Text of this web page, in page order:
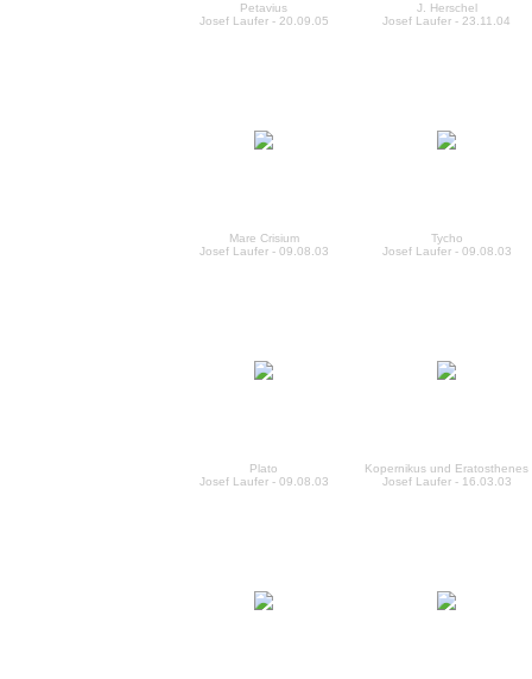
Petavius
Josef Laufer - 20.09.05
J. Herschel
Josef Laufer - 23.11.04
Mare Crisium
Josef Laufer - 09.08.03
Tycho
Josef Laufer - 09.08.03
Plato
Josef Laufer - 09.08.03
Kopernikus und Eratosthenes
Josef Laufer - 16.03.03